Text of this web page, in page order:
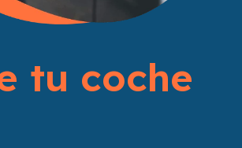
tu coche